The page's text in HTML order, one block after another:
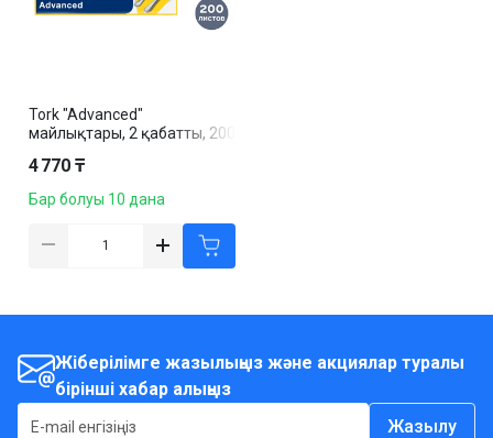
Tork "Advanced"
майлықтары, 2 қабатты, 200
4 770 ₸
Бар болуы 10 дана
Жіберілімге жазылыңыз және акциялар туралы
бірінші хабар алыңыз
Жазылу